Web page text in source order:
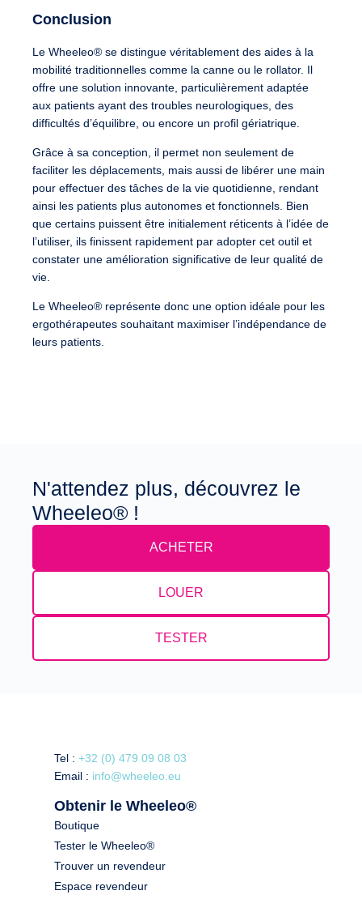
Conclusion
Le Wheeleo® se distingue véritablement des aides à la
mobilité traditionnelles comme la canne ou le rollator. Il
offre une solution innovante, particulièrement adaptée
aux patients ayant des troubles neurologiques, des
difficultés d’équilibre, ou encore un profil gériatrique.
Grâce à sa conception, il permet non seulement de
faciliter les déplacements, mais aussi de libérer une main
pour effectuer des tâches de la vie quotidienne, rendant
ainsi les patients plus autonomes et fonctionnels. Bien
que certains puissent être initialement réticents à l’idée de
l’utiliser, ils finissent rapidement par adopter cet outil et
constater une amélioration significative de leur qualité de
vie.
Le Wheeleo® représente donc une option idéale pour les
ergothérapeutes souhaitant maximiser l’indépendance de
leurs patients.
N'attendez plus, découvrez le
Wheeleo® !
ACHETER
LOUER
TESTER
Tel :+32 (0) 479 09 08 03
Email : info@wheeleo.eu
Obtenir le Wheeleo®
Boutique
Tester le Wheeleo®
Trouver un revendeur
Espace revendeur